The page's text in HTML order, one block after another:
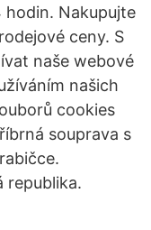
Nakupujte
ceny. S
naše webové
našich
cookies
souprava s
republika.